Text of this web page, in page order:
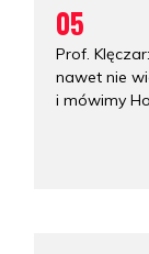
05
Prof.
nawet nie
i mówimy